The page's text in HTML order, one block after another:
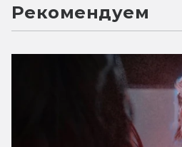
Рекомендуем